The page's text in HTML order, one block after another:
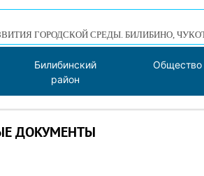
ГОРОДСКОЙ СРЕДЫ. БИЛИБИНО,
Билибинский
район
Общество
ДОКУМЕНТЫ